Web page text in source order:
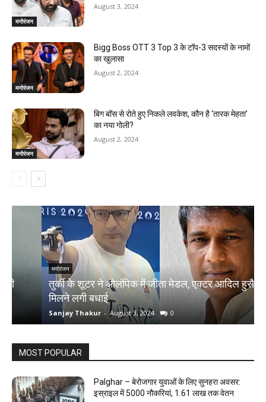
मनोरंजन
August 3, 2024
मनोरंजन
Bigg Boss OTT 3 Top 3 के टॉप-3 सदस्यों के नामों
का खुलासा
August 2, 2024
मनोरंजन
बिग बॉस से रोते हुए निकले लवकेश, कौन है ‘तारक मेहता’
का नया गोली?
August 2, 2024
तुर्की के शूटर ने ओलंपिक में जीता मेडल, एक्टर आदिल हुसैन को
मिलने लगी बधाई
Sanjay Thakur - August 3, 2024 0
MOST POPULAR
Palghar – बेरोजगार युवाओं के लिए सुनहरा अवसर:
इस्राइल में 5000 नौकरियां, ₹1.61 लाख तक वेतन